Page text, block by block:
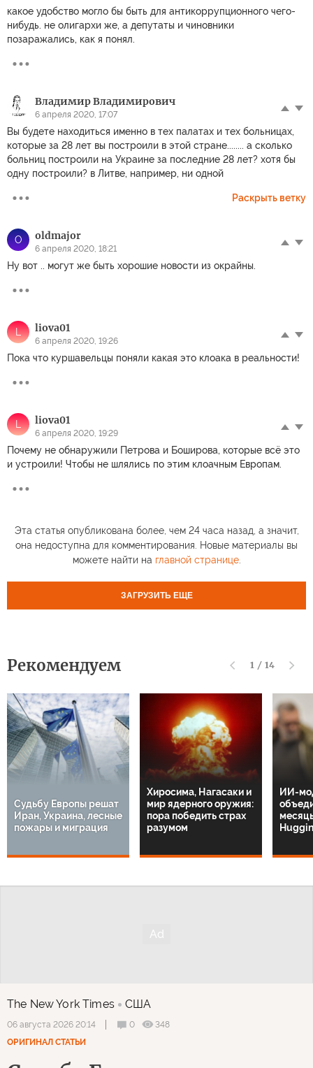
какое удобство могло бы быть для антикоррупционного чего-
нибудь. не олигархи же, а депутаты и чиновники
позаражались, как я понял.
Владимир Владимирович
6 апреля 2020, 17:07
Вы будете находиться именно в тех палатах и тех больницах,
которые за 28 лет вы построили в этой стране........ а сколько
больниц построили на Украине за последние 28 лет? хотя бы
одну построили? в Литве, например, ни одной
Раскрыть ветку
O oldmajor
6 апреля 2020, 18:21
Ну вот .. могут же быть хорошие новости из окрайны.
L liova01
6 апреля 2020, 19:26
Пока что куршавельцы поняли какая это клоака в реальности!
L liova01
6 апреля 2020, 19:29
Почему не обнаружили Петрова и Боширова, которые всё это
и устроили! Чтобы не шлялись по этим клоачным Европам.
Эта статья опубликована более, чем 24 часа назад, а значит,
она недоступна для комментирования. Новые материалы вы
можете найти на главной странице.
ЗАГРУЗИТЬ ЕЩЕ
Рекомендуем 1 / 14
Судьбу Европы решат
Иран, Украина, лесные
пожары и миграция
Хиросима, Нагасаки и
мир ядерного оружия:
пора победить страх
разумом
ИИ-
The New York Times США
06 августа 2026 20:14 0
348
ОРИГИНАЛ СТАТЬИ